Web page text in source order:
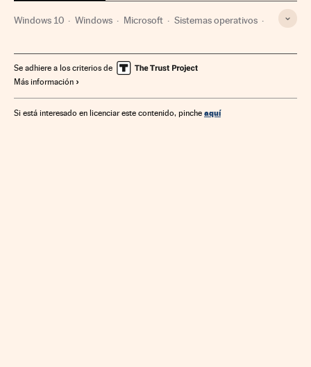
Windows 10 Windows Microsoft Sistemas operativos
Se adhiere a los criterios de
Más información
Si está interesado en licenciar este contenido, pinche aquí